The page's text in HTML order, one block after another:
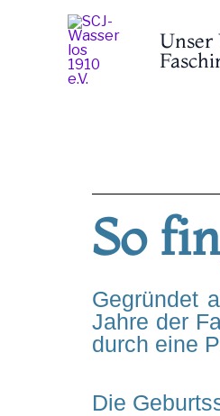
Unser
So
Gegründet
Jahre der
durch eine
Die